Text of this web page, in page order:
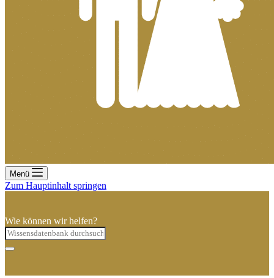
Menü
Zum Hauptinhalt springen
Wie können wir helfen?